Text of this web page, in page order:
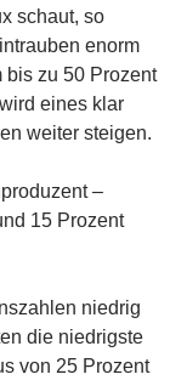
schaut, so
enorm
bis zu 50 Prozent
eines klar
weiter steigen.
–
15 Prozent
niedrig
die niedrigste
von 25 Prozent